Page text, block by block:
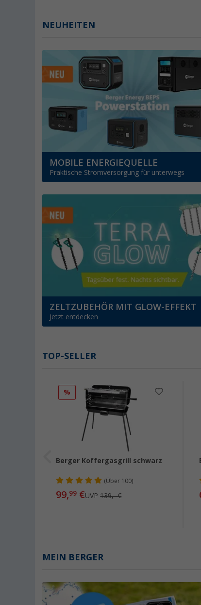
NEUHEITEN
MOBILE ENERGIEQUELLE
Praktische Stromversorgung für unterwegs
ZELTZUBEHÖR MIT GLOW-EFFEKT
Jetzt entdecken
TOP-SELLER
%
Berger Koffergasgrill schwarz
(Über 100)
99,99 €UVP139,- €
MEIN BERGER